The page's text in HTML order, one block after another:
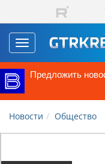
Перейти к основному
Toggle
navigation
Предложить
Новости Общество